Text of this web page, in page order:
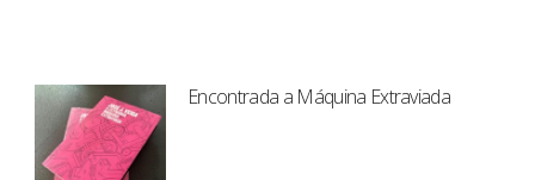
Encontrada a Máquina Extraviada